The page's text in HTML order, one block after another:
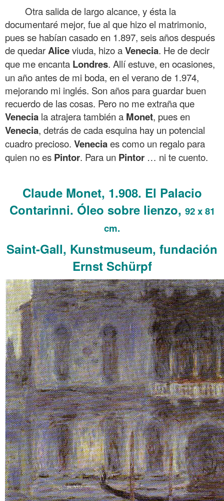
Otra salida de largo alcance, y ésta la
documentaré mejor, fue al que hizo el matrimonio,
pues se habían casado en 1.897, seis años después
de quedarAliceviuda, hizo aVenecia. He de decir
que me encanta Londres. Allí estuve, en ocasiones,
un año antes de mi boda, en el verano de 1.974,
mejorando mi inglés. Son años para guardar buen
recuerdo de las cosas. Pero no me extraña que
Venecia la atrajera también a Monet, pues en
Venecia, detrás de cada esquina hay un potencial
cuadro precioso. Veneciaes como un regalo para
quien no es Pintor. Para un Pintor … ni te cuento.
Claude Monet, 1.908. El Palacio
Contarinni. Óleo sobre lienzo, 92 x 81
cm.
Saint-Gall, Kunstmuseum, fundación
Ernst Schürpf